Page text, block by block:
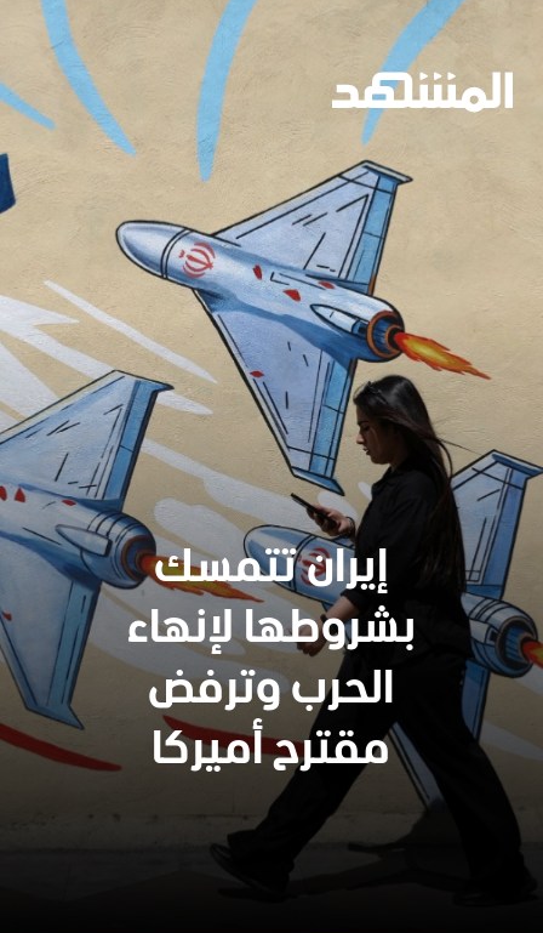
إيران تتمسك
بشروطها لإنهاء
الحرب وترفض
مقترح أميركا
سنجدهــم كلهـم
وسيعاقبون جميعا